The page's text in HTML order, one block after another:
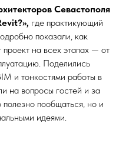
Севастополя
где практикующий
показали, как
на всех этапах — от
Поделились
и тонкостями работы в
на вопросы гостей и за
полезно пообщаться, но и
идеями.